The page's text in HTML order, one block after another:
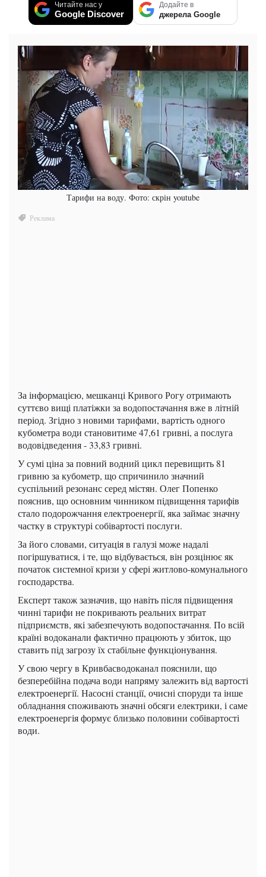
Читайте нас у
Google Discover
Додайте в
джерела Google
Тарифи на воду. Фото: скрін youtube
За інформацією, мешканці Кривого Рогу отримають
суттєво вищі платіжки за водопостачання вже в літній
період. Згідно з новими тарифами, вартість одного
кубометра води становитиме 47,61 гривні, а послуга
водовідведення - 33,83 гривні.
У сумі ціна за повний водний цикл перевищить 81
гривню за кубометр, що спричинило значний
суспільний резонанс серед містян. Олег Попенко
пояснив, що основним чинником підвищення тарифів
стало подорожчання електроенергії, яка займає значну
частку в структурі собівартості послуги.
За його словами, ситуація в галузі може надалі
погіршуватися, і те, що відбувається, він розцінює як
початок системної кризи у сфері житлово-комунального
господарства.
Експерт також зазначив, що навіть після підвищення
чинні тарифи не покривають реальних витрат
підприємств, які забезпечують водопостачання. По всій
країні водоканали фактично працюють у збиток, що
ставить під загрозу їх стабільне функціонування.
У свою чергу в Кривбасводоканал пояснили, що
безперебійна подача води напряму залежить від вартості
електроенергії. Насосні станції, очисні споруди та інше
обладнання споживають значні обсяги електрики, і саме
електроенергія формує близько половини собівартості
води.